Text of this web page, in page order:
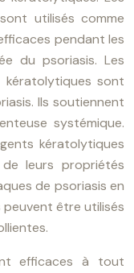
utilisés comme
pendant les
du psoriasis. Les
sont
Ils soutiennent
systémique.
kératolytiques
leurs propriétés
de psoriasis en
peuvent être utilisés
efficaces à tout